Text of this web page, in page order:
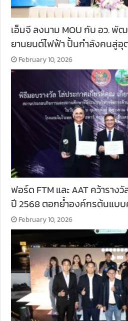
เอ็มจี ลงนาม MOU กับ อว. พั
ยานยนต์ไฟฟ้า ปั้นกำลังคนสู่อุ
February 10, 2026
ฟอร์ด FTM และ AAT คว้าราง
ปี 2568 ตอกย้ำองค์กรต้นแบ
February 10, 2026